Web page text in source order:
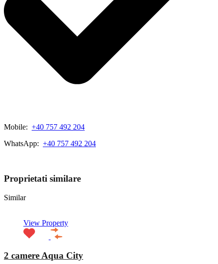
Mobile: +40 757 492 204
WhatsApp: +40 757 492 204
Proprietati similare
Similar
View Property
2 camere Aqua City